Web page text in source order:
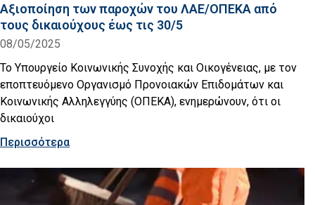
Αξιοποίηση των παροχών του ΛΑΕ/ΟΠΕΚΑ από
τους δικαιούχους έως τις 30/5
08/05/2025
Το Υπουργείο Κοινωνικής Συνοχής και Οικογένειας, με τον
εποπτευόμενο Οργανισμό Προνοιακών Επιδομάτων και
Κοινωνικής Αλληλεγγύης (ΟΠΕΚΑ), ενημερώνουν, ότι οι
δικαιούχοι
Περισσότερα